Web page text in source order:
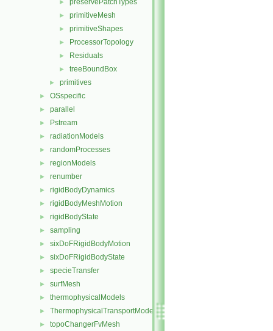
► preservePatchTypes
► primitiveMesh
► primitiveShapes
► ProcessorTopology
► Residuals
► treeBoundBox
► primitives
► OSspecific
► parallel
► Pstream
► radiationModels
► randomProcesses
► regionModels
► renumber
► rigidBodyDynamics
► rigidBodyMeshMotion
► rigidBodyState
► sampling
► sixDoFRigidBodyMotion
► sixDoFRigidBodyState
► specieTransfer
► surfMesh
► thermophysicalModels
► ThermophysicalTransportModels
► topoChangerFvMesh